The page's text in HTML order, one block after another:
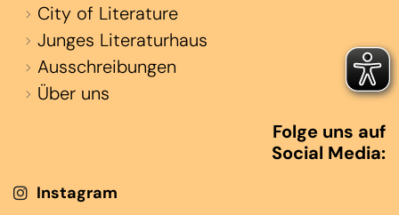
City of Literature
Junges Literaturhaus
Ausschreibungen
Über uns
Folge uns auf
Social Media:
Instagram